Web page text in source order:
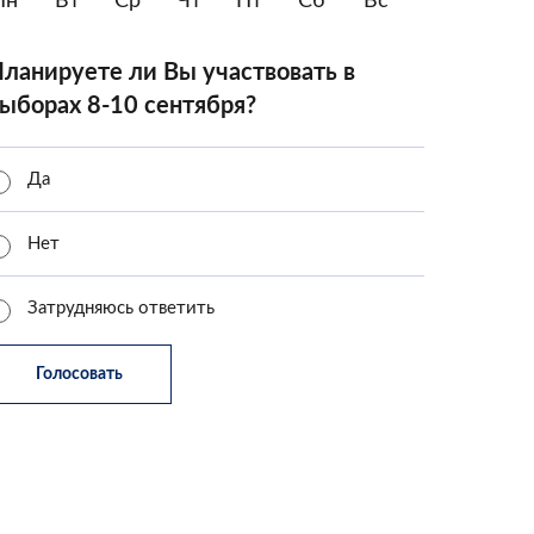
ли Вы участвовать в
8-10 сентября?
Да
Нет
Затрудняюсь ответить